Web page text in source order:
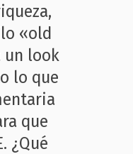
«old
un look
lo que
que
¿Qué